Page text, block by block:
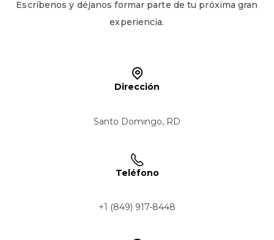
Escríbenos y déjanos formar parte de tu próxima gran
experiencia.
Dirección
Santo Domingo, RD
Teléfono
+1 (849) 917-8448